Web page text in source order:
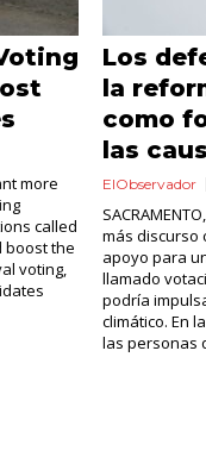
more
called
boost the
voting,
Los
la
como
las
ElObservador
más discurso
apoyo para
llamado
podría
climático. En
las personas